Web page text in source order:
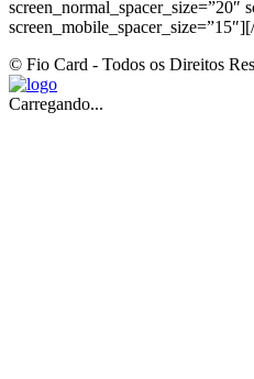
screen_normal_spacer_size=”20″
© Fio Card - Todos os Direitos
Carregando...